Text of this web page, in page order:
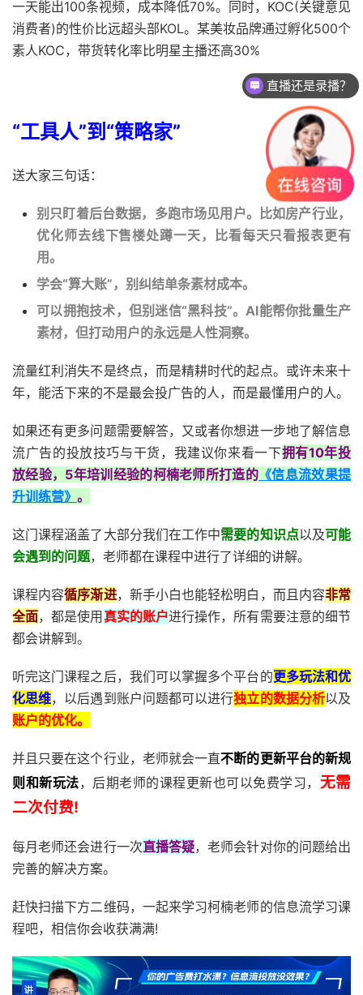
一天能出100条视频，成本降低70%。同时，KOC(关键意见
消费者)的性价比远超头部KOL。某美妆品牌通过孵化500个
素人KOC，带货转化率比明星主播还高30%
“工具人”到“策略家”
送大家三句话：
别只盯着后台数据，多跑市场见用户。比如房产行业，
优化师去线下售楼处蹲一天，比看每天只看报表更有
用。
学会“算大账”，别纠结单条素材成本。
可以拥抱技术，但别迷信“黑科技”。AI能帮你批量生产
素材，但打动用户的永远是人性洞察。
流量红利消失不是终点，而是精耕时代的起点。或许未来十
年，能活下来的不是最会投广告的人，而是最懂用户的人。
如果还有更多问题需要解答，又或者你想进一步地了解信息
流广告的投放技巧与干货，我建议你来看一下拥有10年投
放经验，5年培训经验的柯楠老师所打造的 《信息流效果提
升训练营》 。
这门课程涵盖了大部分我们在工作中需要的知识点以及可能
会遇到的问题，老师都在课程中进行了详细的讲解。
课程内容循序渐进，新手小白也能轻松明白，而且内容非常
全面，都是使用 真实的账户进行操作，所有需要注意的细节
都会讲解到。
听完这门课程之后，我们可以掌握多个平台的更多玩法和优
化思维，以后遇到账户问题都可以进行独立的数据分析以及
账户的优化。
并且只要在这个行业，老师就会一直不断的更新平台的新规
则和新玩法，后期老师的课程更新也可以免费学习， 无需
二次付费!
每月老师还会进行一次直播答疑，老师会针对你的问题给出
完善的解决方案。
赶快扫描下方二维码，一起来学习柯楠老师的信息流学习课
程吧，相信你会收获满满!
直播还是录播？